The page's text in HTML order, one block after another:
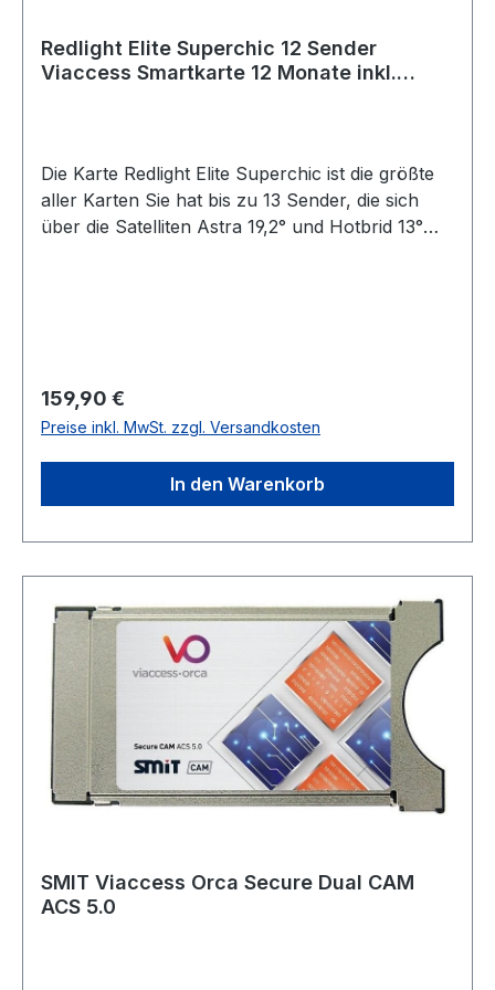
Überprüfung der Volljährigkeit wird das Paket
übergeben. Alle Sendungen werden in einer
Redlight Elite Superchic 12 Sender
Viaccess Smartkarte 12 Monate inkl.
Die Karte Redlight Elite Superchic ist die größte
aller Karten Sie hat bis zu 13 Sender, die sich
über die Satelliten Astra 19,2° und Hotbrid 13°
13°10.930H300002/3BRAZZERSHotbird
13°10.930H30000 XXLHotbird
13°12.692H275003/4VIVID RED HDHotbird
13°11.662V275003/4Blue HustlerHotbird
*ASTRA*Astra 19,2°12.515H220005/6Dorcel TV
v. 23 bis 5Astra 19,2°12.402V297002/3Dorcel
XXX v. 00 bis 5Astra 19,2°12.402V297002/3Vixen
TV Astra 19,2°12.402V297002/3 Verkauf nur an
Personen über 18 Jahre! Es wird bei der
Lieferung geprüft ob der Empfänger 18 Jahre alt
und somit empfangsberechtigt ist. Erst nach
Vorlage des Personalausweises und
Überprüfung der Volljährigkeit wird das Paket
übergeben. Alle Sendungen werden in einer
neutralen, braunen und wattierten Verpackung
Regulärer Preis:
159,90 €
Preise inkl. MwSt. zzgl. Versandkosten
In den Warenkorb
SMIT Viaccess Orca Secure Dual CAM
ACS 5.0